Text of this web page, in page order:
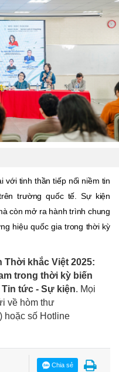
với tinh thần tiếp nối niềm tin
trường quốc tế. Sự kiện
còn mở ra hành trình chung
hiệu quốc gia trong thời kỳ
Thời khắc Việt 2025:
trong thời kỳ biến
Tin tức - Sự kiện. Mọi
về hòm thư
hoặc số Hotline
Chia sẻ